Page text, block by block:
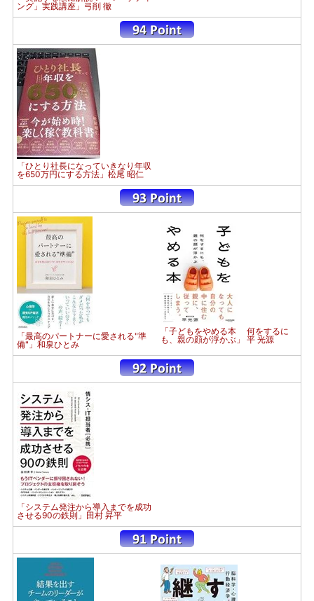
ング」実践講座」弓削 徹
「ひとり社長になっていきなり年収
を650万円にする方法」松尾 昭仁
「最高のパートナーに愛される"準
備"」和泉ひとみ
「子どもをやめる本 何をするに
も、親の顔が浮かぶ」 平 光源
「システム発注から導入までを成功
させる90の鉄則」田村 昇平